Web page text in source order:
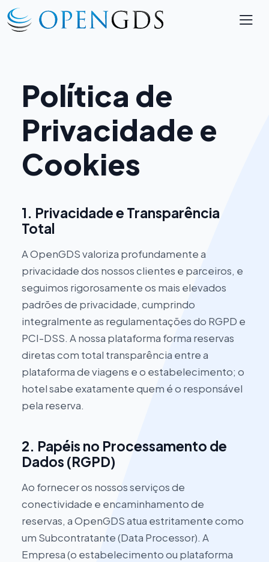
Política de
Privacidade e
Cookies
1. Privacidade e Transparência
Total
A OpenGDS valoriza profundamente a
privacidade dos nossos clientes e parceiros, e
seguimos rigorosamente os mais elevados
padrões de privacidade, cumprindo
integralmente as regulamentações do RGPD e
PCI-DSS. A nossa plataforma forma reservas
diretas com total transparência entre a
plataforma de viagens e o estabelecimento; o
hotel sabe exatamente quem é o responsável
pela reserva.
2. Papéis no Processamento de
Dados (RGPD)
Ao fornecer os nossos serviços de
conectividade e encaminhamento de
reservas, a OpenGDS atua estritamente como
um Subcontratante (Data Processor). A
Empresa (o estabelecimento ou plataforma